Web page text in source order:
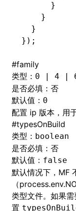
      }
    }
  }
});
#family
类型： 0 | 4 |
是否必填：否
默认值： 0
配置 ip 版本，用
#typesOnBuild
类型： boolean
是否必填：否
默认值： false
默认情况下，MF
（
类型文件。如果
置